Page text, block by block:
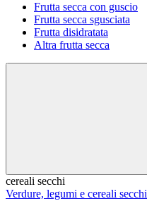
Frutta secca con guscio
Frutta secca sgusciata
Frutta disidratata
Altra frutta secca
cereali secchi
Verdure, legumi e cereali secchi